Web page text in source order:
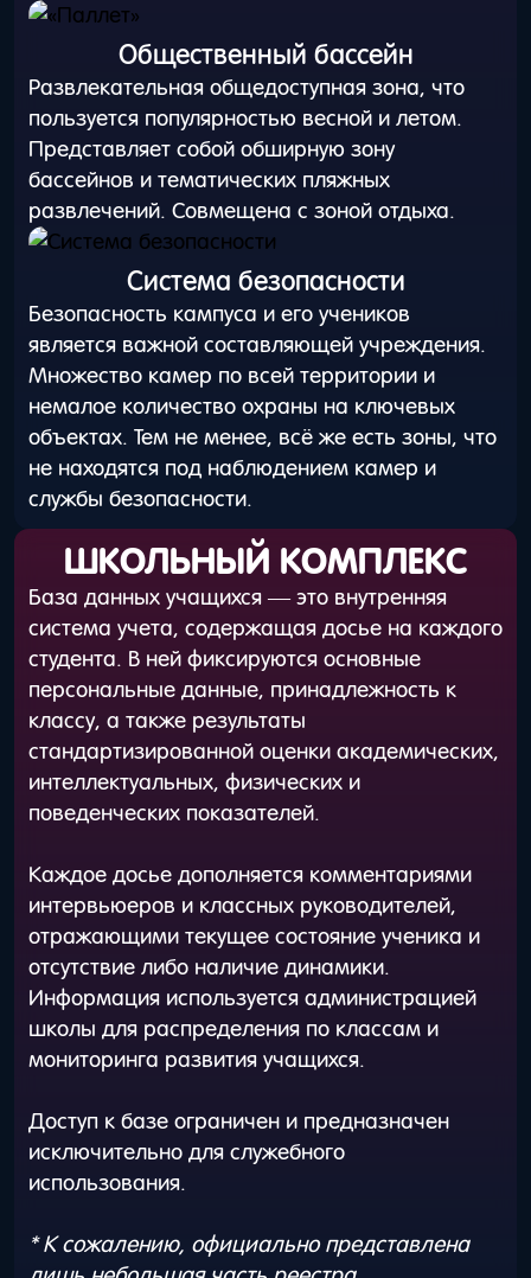
Общественный бассейн
Развлекательная общедоступная зона, что
пользуется популярностью весной и летом.
Представляет собой обширную зону
бассейнов и тематических пляжных
развлечений. Совмещена с зоной отдыха.
Система безопасности
Безопасность кампуса и его учеников
является важной составляющей учреждения.
Множество камер по всей территории и
немалое количество охраны на ключевых
объектах. Тем не менее, всё же есть зоны, что
не находятся под наблюдением камер и
службы безопасности.
ШКОЛЬНЫЙ КОМПЛЕКС
База данных учащихся — это внутренняя
система учета, содержащая досье на каждого
студента. В ней фиксируются основные
персональные данные, принадлежность к
классу, а также результаты
стандартизированной оценки академических,
интеллектуальных, физических и
поведенческих показателей.
Каждое досье дополняется комментариями
интервьюеров и классных руководителей,
отражающими текущее состояние ученика и
отсутствие либо наличие динамики.
Информация используется администрацией
школы для распределения по классам и
мониторинга развития учащихся.
Доступ к базе ограничен и предназначен
исключительно для служебного
использования.
* К сожалению, официально представлена